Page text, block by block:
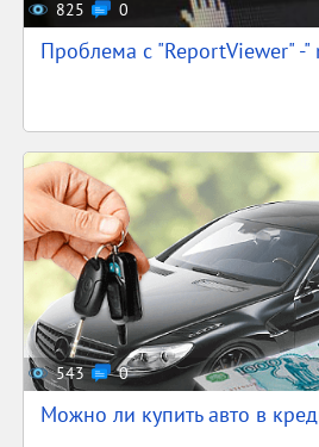
825 0
Проблема с "ReportViewer" -
543 0
Можно ли купить авто в